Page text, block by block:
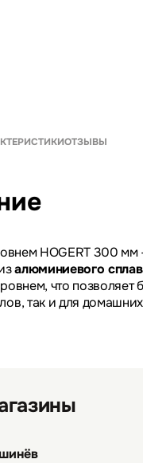
ОТЗЫВЫ
HOGERT 300 мм
алюминиевого
что позволяет
так и для